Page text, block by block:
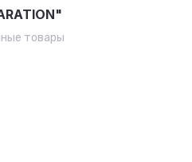
товары